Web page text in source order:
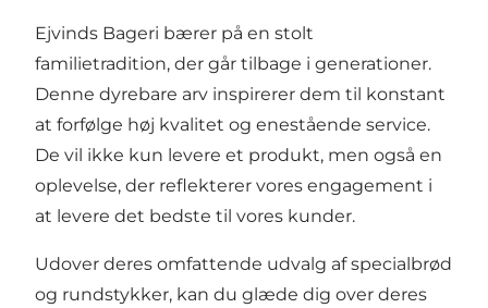
Ejvinds Bageri bærer på en stolt
familietradition, der går tilbage i generationer.
Denne dyrebare arv inspirerer dem til konstant
at forfølge høj kvalitet og enestående service.
De vil ikke kun levere et produkt, men også en
oplevelse, der reflekterer vores engagement i
at levere det bedste til vores kunder.
Udover deres omfattende udvalg af specialbrød
og rundstykker, kan du glæde dig over deres